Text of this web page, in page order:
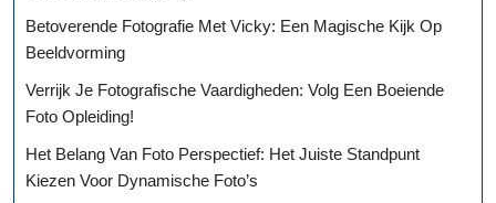
Betoverende Fotografie Met Vicky: Een Magische Kijk Op
Beeldvorming
Verrijk Je Fotografische Vaardigheden: Volg Een Boeiende
Foto Opleiding!
Het Belang Van Foto Perspectief: Het Juiste Standpunt
Kiezen Voor Dynamische Foto’s